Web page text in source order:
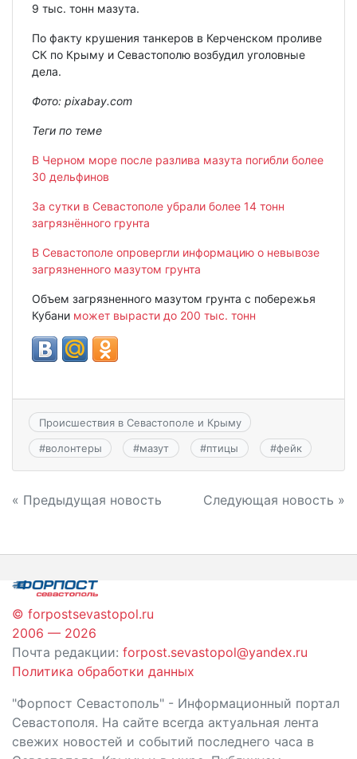
9 тыс. тонн мазута.
По факту крушения танкеров в Керченском проливе
СК по Крыму и Севастополю возбудил уголовные
дела.
Фото: pixabay.com
Теги по теме
В Черном море после разлива мазута погибли более
30 дельфинов
За сутки в Севастополе убрали более 14 тонн
загрязнённого грунта
В Севастополе опровергли информацию о невывозе
загрязненного мазутом грунта
Объем загрязненного мазутом грунта с побережья
Кубани может вырасти до 200 тыс. тонн
Происшествия в Севастополе и Крыму
#волонтеры #мазут #птицы #фейк
Навигация
записям
« Предыдущая новость Следующая новость »
© forpostsevastopol.ru
2006 — 2026
Почта редакции: forpost.sevastopol@yandex.ru
Политика обработки данных
"Форпост Севастополь" - Информационный портал
Севастополя. На сайте всегда актуальная лента
свежих новостей и событий последнего часа в